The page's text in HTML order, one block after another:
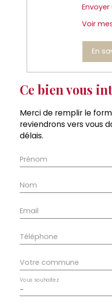
Voir
En
Ce bien vous
Merci de remplir le
reviendrons vers vous
délais.
Prénom
Nom
Email
Téléphone
Votre commune
-
Vous souhaitez